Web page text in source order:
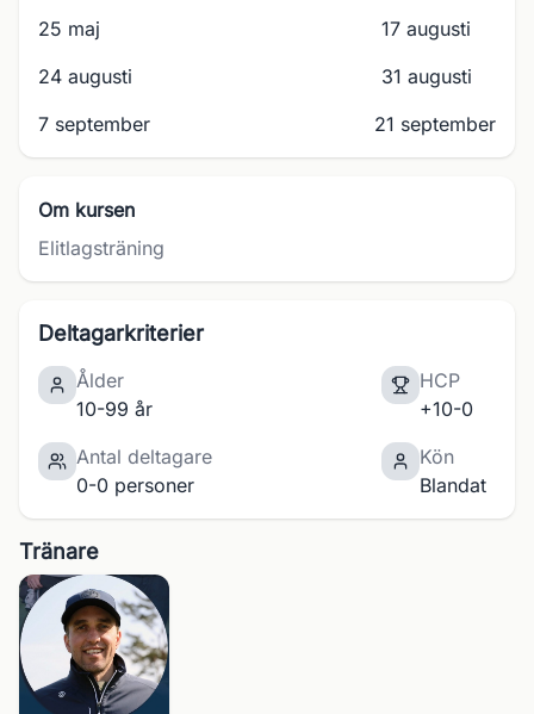
25 maj
17 augusti
24 augusti
31 augusti
7 september
21 september
Om kursen
Elitlagsträning
Deltagarkriterier
Ålder
10-99 år
HCP
+10-0
Antal deltagare
0-0 personer
Kön
Blandat
Tränare